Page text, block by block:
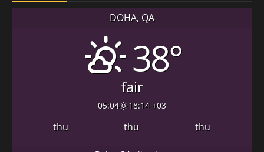
DOHA, QA
38°
fair
05:04 18:14 +03
thu thu thu